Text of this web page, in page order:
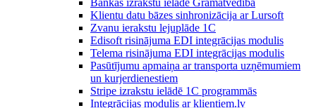
Klientu datu bāzes sinhronizācija ar Lursoft
Zvanu ierakstu lejuplāde 1C
Edisoft risinājuma EDI integrācijas modulis
Telema risinājuma EDI integrācijas modulis
Pasūtījumu apmaiņa ar transporta uzņēmumiem
un kurjerdienestiem
Stripe izrakstu ielādē 1C programmās
Integrācijas modulis ar klientiem.lv